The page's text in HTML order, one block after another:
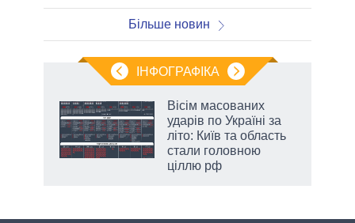
Більше новин
ІНФОГРАФІКА
Вісім масованих
ударів по Україні за
літо: Київ та область
стали головною
ціллю рф